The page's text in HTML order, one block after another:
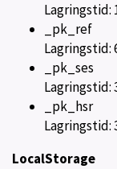
Lagringstid:
_pk_ref
Lagringstid:
_pk_ses
Lagringstid:
_pk_hsr
Lagringstid:
LocalStorage